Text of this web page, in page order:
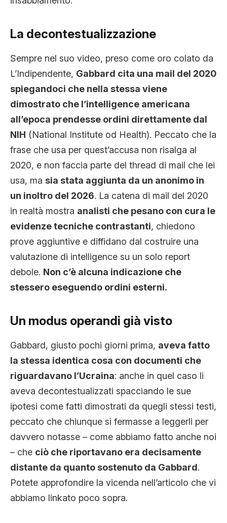
La decontestualizzazione
Sempre nel suo video, preso come oro colato da
L’Indipendente, Gabbard cita una mail del 2020
spiegandoci che nella stessa viene
dimostrato che l’intelligence americana
all’epoca prendesse ordini direttamente dal
NIH (National Institute od Health). Peccato che la
frase che usa per quest’accusa non risalga al
2020, e non faccia parte del thread di mail che lei
usa, ma sia stata aggiunta da un anonimo in
un inoltro del 2026. La catena di mail del 2020
in realtà mostra analisti che pesano con cura le
evidenze tecniche contrastanti, chiedono
prove aggiuntive e diffidano dal costruire una
valutazione di intelligence su un solo report
debole. Non c’è alcuna indicazione che
stessero eseguendo ordini esterni.
Un modus operandi già visto
Gabbard, giusto pochi giorni prima, aveva fatto
la stessa identica cosa con documenti che
riguardavano l’Ucraina: anche in quel caso li
aveva decontestualizzati spacciando le sue
ipotesi come fatti dimostrati da quegli stessi testi,
peccato che chiunque si fermasse a leggerli per
davvero notasse – come abbiamo fatto anche noi
– che ciò che riportavano era decisamente
distante da quanto sostenuto da Gabbard.
Potete approfondire la vicenda nell’articolo che vi
abbiamo linkato poco sopra.